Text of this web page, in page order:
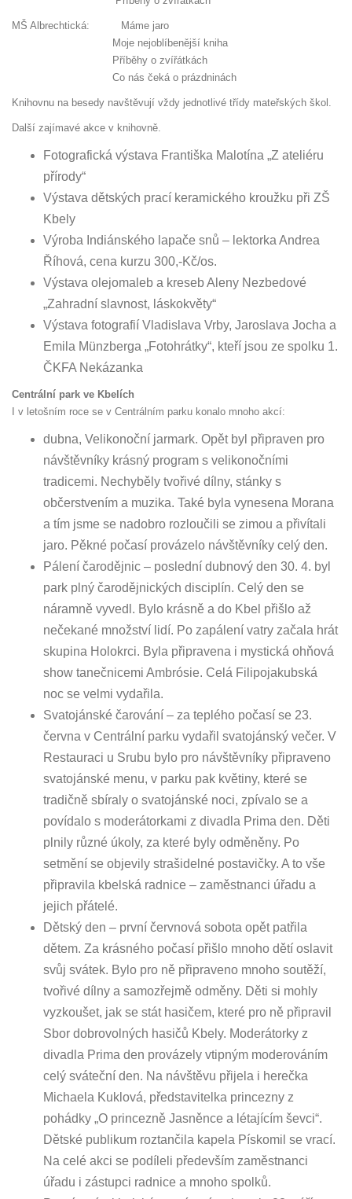
MŠ Albrechtická: Máme jaro
Moje nejoblíbenější kniha
Příběhy o zvířátkách
Co nás čeká o prázdninách
Knihovnu na besedy navštěvují vždy jednotlivé třídy mateřských škol.
Další zajímavé akce v knihovně.
Fotografická výstava Františka Malotína „Z ateliéru
přírody“
Výstava dětských prací keramického kroužku při ZŠ
Kbely
Výroba Indiánského lapače snů – lektorka Andrea
Říhová, cena kurzu 300,-Kč/os.
Výstava olejomaleb a kreseb Aleny Nezbedové
„Zahradní slavnost, láskokvěty“
Výstava fotografií Vladislava Vrby, Jaroslava Jocha a
Emila Münzberga „Fotohrátky“, kteří jsou ze spolku 1.
ČKFA Nekázanka
Centrální park ve Kbelích
I v letošním roce se v Centrálním parku konalo mnoho akcí:
dubna, Velikonoční jarmark. Opět byl připraven pro
návštěvníky krásný program s velikonočními
tradicemi. Nechyběly tvořivé dílny, stánky s
občerstvením a muzika. Také byla vynesena Morana
a tím jsme se nadobro rozloučili se zimou a přivítali
jaro. Pěkné počasí provázelo návštěvníky celý den.
Pálení čarodějnic – poslední dubnový den 30. 4. byl
park plný čarodějnických disciplín. Celý den se
náramně vyvedl. Bylo krásně a do Kbel přišlo až
nečekané množství lidí. Po zapálení vatry začala hrát
skupina Holokrci. Byla připravena i mystická ohňová
show tanečnicemi Ambrósie. Celá Filipojakubská
noc se velmi vydařila.
Svatojánské čarování – za teplého počasí se 23.
června v Centrální parku vydařil svatojánský večer. V
Restauraci u Srubu bylo pro návštěvníky připraveno
svatojánské menu, v parku pak květiny, které se
tradičně sbíraly o svatojánské noci, zpívalo se a
povídalo s moderátorkami z divadla Prima den. Děti
plnily různé úkoly, za které byly odměněny. Po
setmění se objevily strašidelné postavičky. A to vše
připravila kbelská radnice – zaměstnanci úřadu a
jejich přátelé.
Dětský den – první červnová sobota opět patřila
dětem. Za krásného počasí přišlo mnoho dětí oslavit
svůj svátek. Bylo pro ně připraveno mnoho soutěží,
tvořivé dílny a samozřejmě odměny. Děti si mohly
vyzkoušet, jak se stát hasičem, které pro ně připravil
Sbor dobrovolných hasičů Kbely. Moderátorky z
divadla Prima den provázely vtipným moderováním
celý sváteční den. Na návštěvu přijela i herečka
Michaela Kuklová, představitelka princezny z
pohádky „O princezně Jasněnce a létajícím ševci“.
Dětské publikum roztančila kapela Pískomil se vrací.
Na celé akci se podíleli především zaměstnanci
úřadu i zástupci radnice a mnoho spolků.